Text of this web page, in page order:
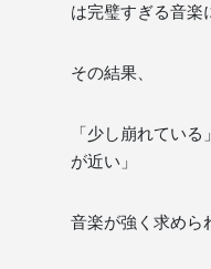
は完璧すぎる音楽
その結果、
「少し崩れてい
が近い」
音楽が強く求めら